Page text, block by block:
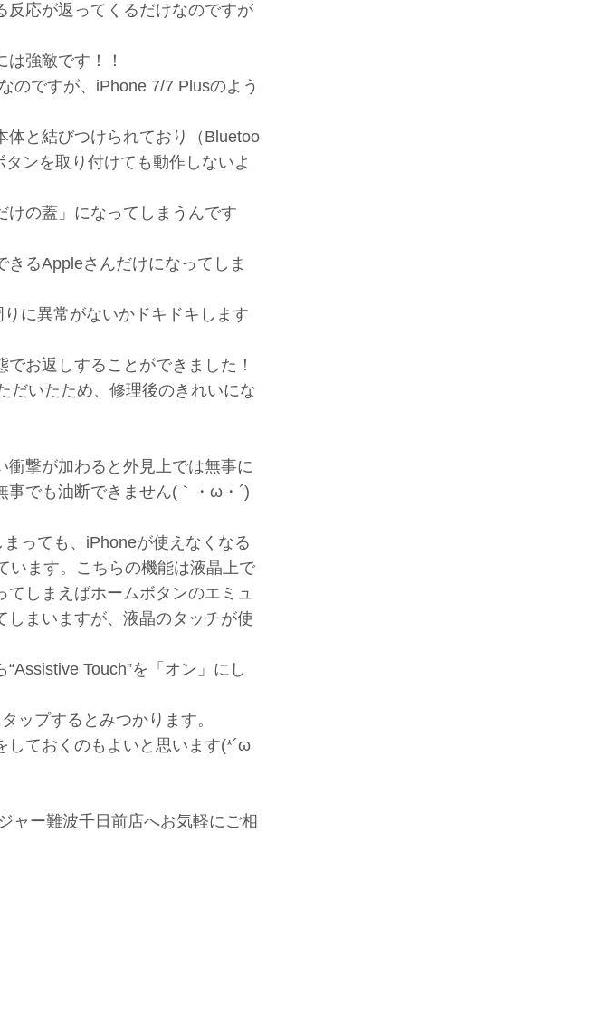
反応が返ってくるだけなのですが
強敵です！！
のですが、iPhone 7/7 Plusのよう
体と結びつけられており（Bluetoo
ンを取り付けても動作しないよ
けの蓋」になってしまうんです
るAppleさんだけになってしま
に異常がないかドキドキします
お返しすることができました！
だいたため、修理後のきれいにな
撃が加わると外見上では無事に
事でも油断できません(｀・ω・´)
っても、iPhoneが使えなくなる
います。こちらの機能は液晶上で
しまえばホームボタンのエミュ
しまいますが、液晶のタッチが使
Touch”を「オン」にし
ップするとみつかります。
しておくのもよいと思います(*´ω
ャー難波千日前店へお気軽にご相